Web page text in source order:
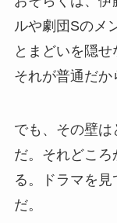
ルや劇団Sのメ
とまどいを隠せ
それが普通だか
でも、その壁は
だ。それどこ
る。ドラマを
だ。